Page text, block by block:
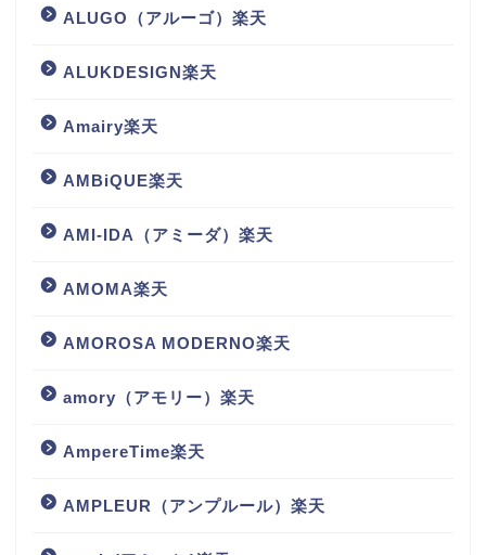
ALUGO（アルーゴ）楽天
ALUKDESIGN楽天
Amairy楽天
AMBiQUE楽天
AMI-IDA（アミーダ）楽天
AMOMA楽天
AMOROSA MODERNO楽天
amory（アモリー）楽天
AmpereTime楽天
AMPLEUR（アンプルール）楽天